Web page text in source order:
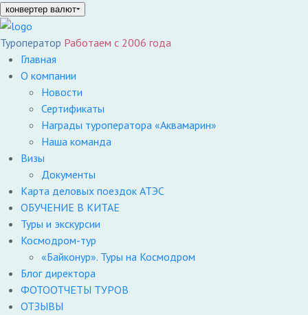
конвертер валют
Туроператор Работаем с 2006 года
Главная
О компании
Новости
Сертификаты
Награды туроператора «Аквамарин»
Наша команда
Визы
Документы
Карта деловых поездок АТЭС
ОБУЧЕНИЕ В КИТАЕ
Туры и экскурсии
Космодром-тур
«Байконур». Туры на Космодром
Блог директора
ФОТООТЧЕТЫ ТУРОВ
ОТЗЫВЫ